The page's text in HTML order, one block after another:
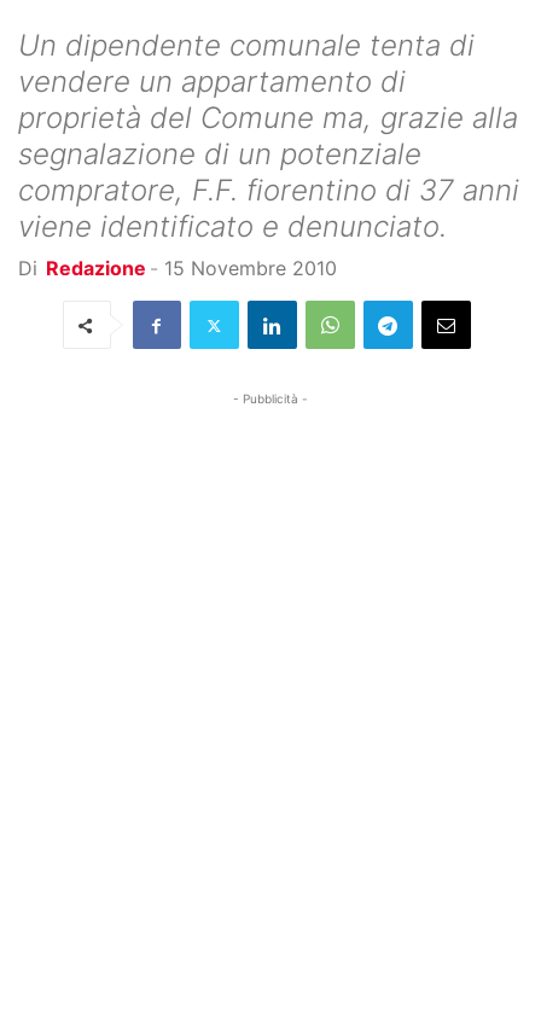
Un dipendente comunale tenta di
vendere un appartamento di
proprietà del Comune ma, grazie alla
segnalazione di un potenziale
compratore, F.F. fiorentino di 37 anni
viene identificato e denunciato.
Di Redazione - 15 Novembre 2010
- Pubblicità -